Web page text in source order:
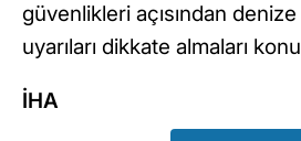
güvenlikleri açısından
uyarıları dikkate almaları
İHA